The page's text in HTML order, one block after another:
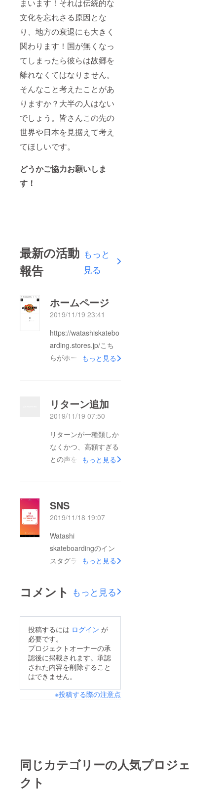
まいます！それは伝統的な
文化を忘れさる原因とな
り、地方の衰退にも大きく
関わります！国が無くなっ
てしまったら彼らは故郷を
離れなくてはなりません。
そんなこと考えたことがあ
りますか？大半の人はない
でしょう。皆さんこの先の
世界や日本を見据えて考え
てほしいです。
どうかご協力お願いしま
す！
最新の活動
報告
もっと
見る
ホームページ
2019/11/19 23:41
https://watashiskatebo
arding.stores.jp/こち
らがホームページにな
もっと見る
リターン追加
2019/11/19 07:50
リターンが一種類しか
なくかつ、高額すぎる
との声を頂きました。
報告させていただきま
す。
もっと見る
SNS
2019/11/18 19:07
Watashi
skateboardingのイン
スタグラムになりま
もっと見る
コメント もっと見る
投稿するには ログイン が
必要です。
プロジェクトオーナーの承
認後に掲載されます。承認
された内容を削除すること
はできません。
※投稿する際の注意点
同じカテゴリーの人気プロジェ
クト